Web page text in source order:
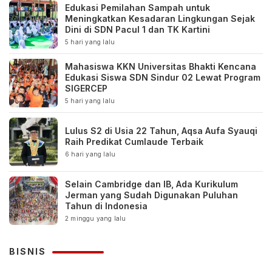
Edukasi Pemilahan Sampah untuk
Meningkatkan Kesadaran Lingkungan Sejak
Dini di SDN Pacul 1 dan TK Kartini
5 hari yang lalu
Mahasiswa KKN Universitas Bhakti Kencana
Edukasi Siswa SDN Sindur 02 Lewat Program
SIGERCEP
5 hari yang lalu
Lulus S2 di Usia 22 Tahun, Aqsa Aufa Syauqi
Raih Predikat Cumlaude Terbaik
6 hari yang lalu
Selain Cambridge dan IB, Ada Kurikulum
Jerman yang Sudah Digunakan Puluhan
Tahun di Indonesia
2 minggu yang lalu
BISNIS